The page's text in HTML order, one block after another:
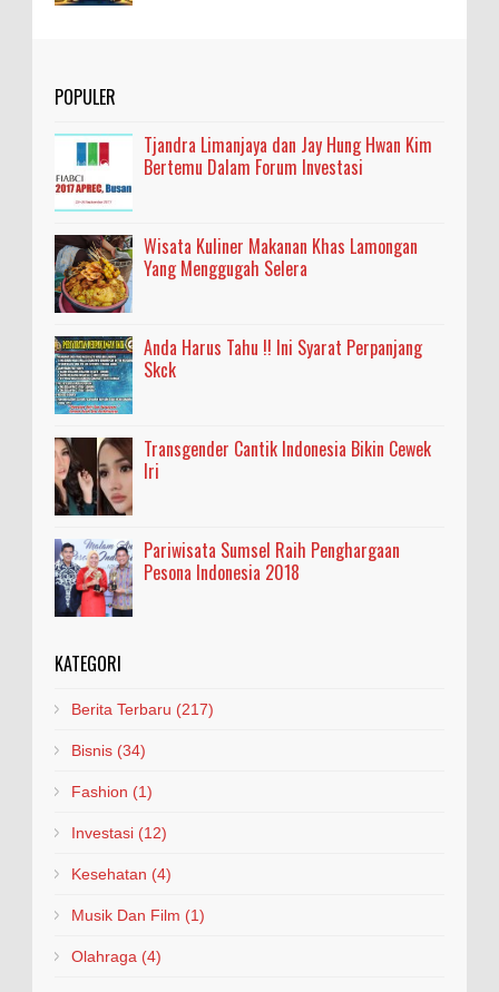
POPULER
Tjandra Limanjaya dan Jay Hung Hwan Kim
Bertemu Dalam Forum Investasi
Wisata Kuliner Makanan Khas Lamongan
Yang Menggugah Selera
Anda Harus Tahu !! Ini Syarat Perpanjang
Skck
Transgender Cantik Indonesia Bikin Cewek
Iri
Pariwisata Sumsel Raih Penghargaan
Pesona Indonesia 2018
KATEGORI
Berita Terbaru (217)
Bisnis (34)
Fashion (1)
Investasi (12)
Kesehatan (4)
Musik Dan Film (1)
Olahraga (4)